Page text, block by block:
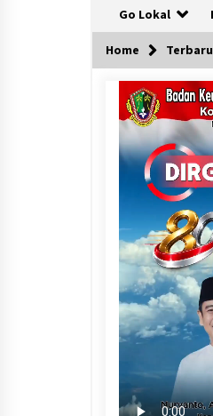
Go Lokal
Home Terbaru